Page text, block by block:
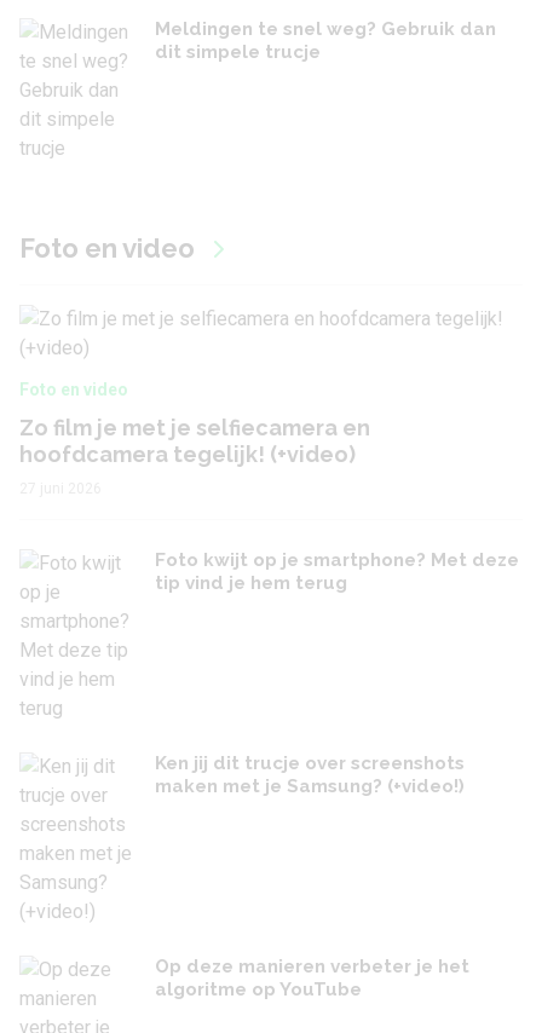
Meldingen te snel weg? Gebruik dan
dit simpele trucje
Foto en video
Foto en video
Zo film je met je selfiecamera en
hoofdcamera tegelijk! (+video)
Foto kwijt op je smartphone? Met deze
tip vind je hem terug
Ken jij dit trucje over screenshots
maken met je Samsung? (+video!)
Op deze manieren verbeter je het
algoritme op YouTube